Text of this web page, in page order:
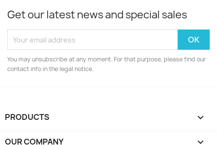
Get our latest news and special sales
You may unsubscribe at any moment. For that purpose, please find our
contact info in the legal notice.
PRODUCTS 
OUR COMPANY 